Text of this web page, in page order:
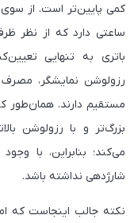
باتری به تنهایی
رزولوشن نمایشگر، مصرف
مستقیم دارند. همان‌طور
بزرگ‌تر و با رزولوشن
می‌کند؛ بنابراین، با
شارژدهی نداشته باشد.
نکته جالب اینجاست